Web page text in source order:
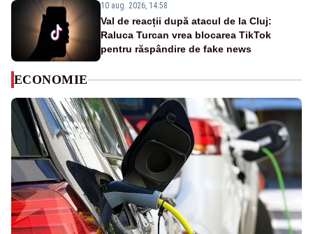
10 aug. 2026, 14:58
Val de reacții după atacul de la Cluj:
Raluca Turcan vrea blocarea TikTok
pentru răspândire de fake news
ECONOMIE